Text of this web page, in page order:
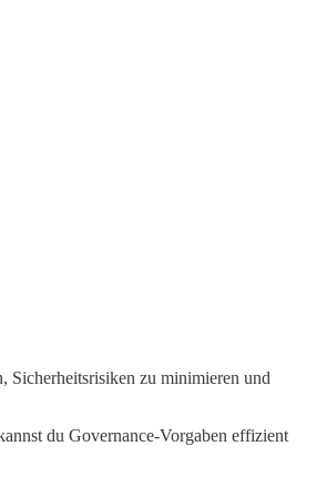
Sicherheitsrisiken zu minimieren und
du Governance-Vorgaben effizient